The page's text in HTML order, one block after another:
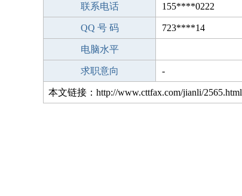
联系电话 155****0222
QQ 号 码 723****14
电脑水平
求职意向 -
本文链接：http://www.cttfax.com/jianli/2565.html